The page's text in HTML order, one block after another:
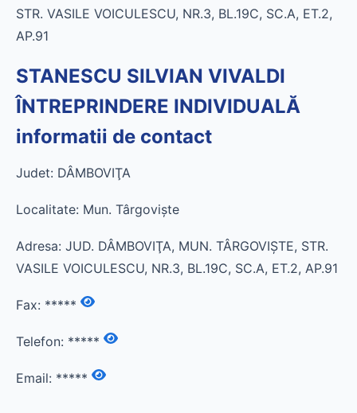
STR. VASILE VOICULESCU, NR.3, BL.19C, SC.A, ET.2,
AP.91
STANESCU SILVIAN VIVALDI
ÎNTREPRINDERE INDIVIDUALĂ
informatii de contact
Judet: DÂMBOVIŢA
Localitate: Mun. Târgovişte
Adresa: JUD. DÂMBOVIŢA, MUN. TÂRGOVIŞTE, STR.
VASILE VOICULESCU, NR.3, BL.19C, SC.A, ET.2, AP.91
Fax: *****
Telefon: *****
Email: *****